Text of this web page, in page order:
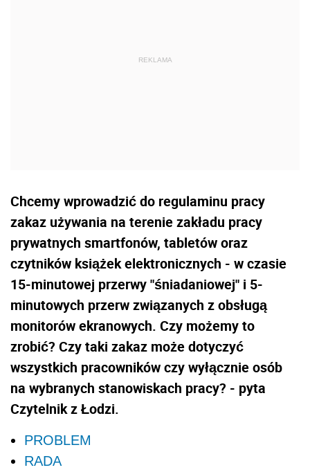
Chcemy wprowadzić do regulaminu pracy
zakaz używania na terenie zakładu pracy
prywatnych smartfonów, tabletów oraz
czytników książek elektronicznych - w czasie
15-minutowej przerwy "śniadaniowej" i 5-
minutowych przerw związanych z obsługą
monitorów ekranowych. Czy możemy to
zrobić? Czy taki zakaz może dotyczyć
wszystkich pracowników czy wyłącznie osób
na wybranych stanowiskach pracy? - pyta
Czytelnik z Łodzi.
PROBLEM
RADA